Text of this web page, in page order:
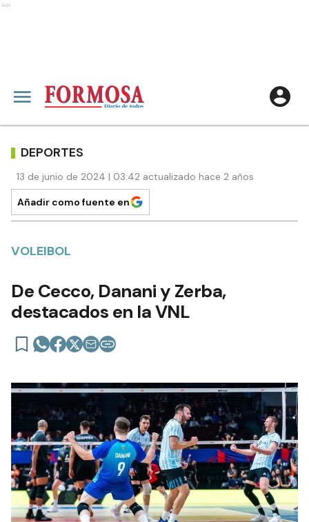
Ads
DEPORTES
13 de junio de 2024 | 03:42 actualizado hace 2 años
Añadir como fuente en
VOLEIBOL
De Cecco, Danani y Zerba,
destacados en la VNL